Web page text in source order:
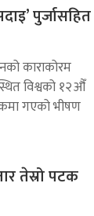
पुर्जासहित
काराकोरम
विश्वको १२औँ
गएको भीषण
तेस्रो पटक